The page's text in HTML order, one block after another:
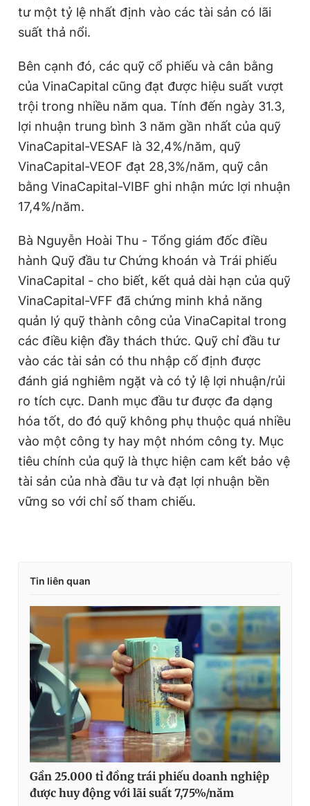
tư một tỷ lệ nhất định vào các tài sản có lãi
suất thả nổi.
Bên cạnh đó, các quỹ cổ phiếu và cân bằng
của VinaCapital cũng đạt được hiệu suất vượt
trội trong nhiều năm qua. Tính đến ngày 31.3,
lợi nhuận trung bình 3 năm gần nhất của quỹ
VinaCapital-VESAF là 32,4%/năm, quỹ
VinaCapital-VEOF đạt 28,3%/năm, quỹ cân
bằng VinaCapital-VIBF ghi nhận mức lợi nhuận
17,4%/năm.
Bà Nguyễn Hoài Thu - Tổng giám đốc điều
hành Quỹ đầu tư Chứng khoán và Trái phiếu
VinaCapital - cho biết, kết quả dài hạn của quỹ
VinaCapital-VFF đã chứng minh khả năng
quản lý quỹ thành công của VinaCapital trong
các điều kiện đầy thách thức. Quỹ chỉ đầu tư
vào các tài sản có thu nhập cố định được
đánh giá nghiêm ngặt và có tỷ lệ lợi nhuận/rủi
ro tích cực. Danh mục đầu tư được đa dạng
hóa tốt, do đó quỹ không phụ thuộc quá nhiều
vào một công ty hay một nhóm công ty. Mục
tiêu chính của quỹ là thực hiện cam kết bảo vệ
tài sản của nhà đầu tư và đạt lợi nhuận bền
vững so với chỉ số tham chiếu.
Tin liên quan
Gần 25.000 tỉ đồng trái phiếu doanh nghiệp
được huy động với lãi suất 7,75%/năm